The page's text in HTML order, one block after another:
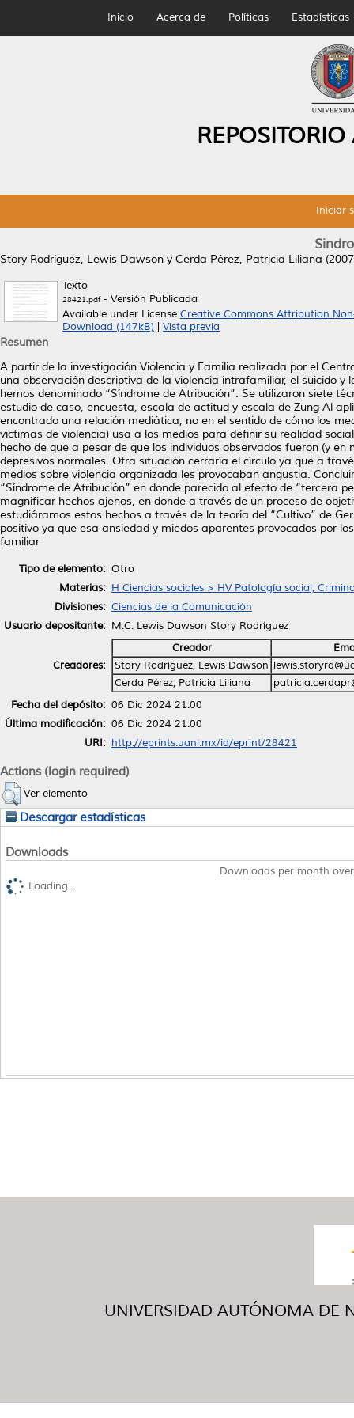
Inicio Acerca de Políticas Estadísticas
Iniciar
Story Rodríguez, Lewis Dawson y Cerda Pérez, Patricia Liliana
Texto
28421.pdf- Versión Publicada
Available under License Creative Commons Attribution
Download (147kB)
Vista previa
Resumen
A partir de la investigación Violencia y Familia realizada por el
una observación descriptiva de la violencia intrafamiliar, el suicido
hemos denominado “Síndrome de Atribución”. Se utilizaron siete
estudio de caso, encuesta, escala de actitud y escala de Zung Al
encontrado una relación mediática, no en el sentido de cómo los
victimas de violencia) usa a los medios para definir su realidad
hecho de que a pesar de que los individuos observados fueron (y
depresivos normales. Otra situación cerraría el círculo ya que a
medios sobre violencia organizada les provocaban angustia.
“Síndrome de Atribución” en donde parecido al efecto de “tercera
magnificar hechos ajenos, en donde a través de un proceso de
estudiáramos estos hechos a través de la teoría del “Cultivo” de
positivo ya que esa ansiedad y miedos aparentes provocados por
familiar
Tipo de elemento: Otro
Materias: H Ciencias sociales > HV Patología social,
Divisiones: Ciencias de la Comunicación
Usuario depositante: M.C. Lewis Dawson Story Rodríguez
Creadores:
Creador
Story Rodríguez, Lewis Dawson
Cerda Pérez, Patricia Liliana
Fecha del depósito: 06 Dic 2024 21:00
Última modificación: 06 Dic 2024 21:00
URI: http://eprints.uanl.mx/id/eprint/28421
Actions (login required)
Ver elemento
Descargar estadísticas
Downloads
Downloads per month
Loading...
UNIVERSIDAD AUTÓNOMA DE